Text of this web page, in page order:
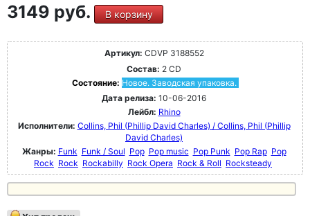
3149 руб. В корзину
Артикул: CDVP 3188552
Состав: 2 CD
Состояние: Новое. Заводская упаковка.
Дата релиза: 10-06-2016
Лейбл: Rhino
Исполнители: Collins, Phil (Phillip David Charles) / Collins, Phil (Phillip
David Charles)
Жанры: Funk Funk / Soul Pop Pop music Pop Punk Pop Rap Pop
Rock Rock Rockabilly Rock Opera Rock & Roll Rocksteady